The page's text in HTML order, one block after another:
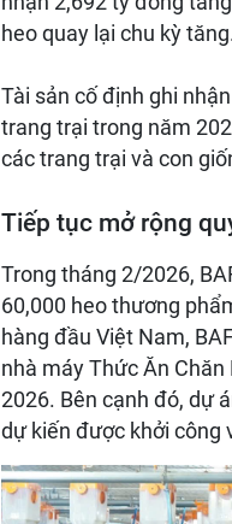
heo quay lại chu kỳ
Tài sản cố định ghi
trang trại trong năm
các trang trại và con
Tiếp tục mở rộng
Trong tháng 2/2026,
60,000 heo thương
hàng đầu Việt Nam,
nhà máy Thức Ăn
2026. Bên cạnh đó, dự
dự kiến được khởi công